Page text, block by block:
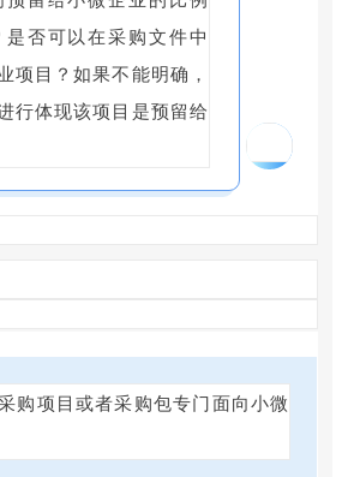
否可以在采购文件中
项目？如果不能明确，
行体现该项目是预留给
购项目或者采购包专门面向小微